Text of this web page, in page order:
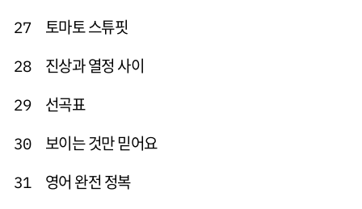
27 토마토 스튜핏
28 진상과 열정 사이
29 선곡표
30 보이는 것만 믿어요
31
영어 완전 정복